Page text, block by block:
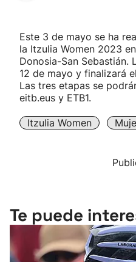
"Helmuga"
Este 3 de mayo se ha
la Itzulia Women 2023
Donosia-San Sebastián.
12 de mayo y finalizará
Las tres etapas se
eitb.eus y ETB1.
Itzulia Women
Te puede